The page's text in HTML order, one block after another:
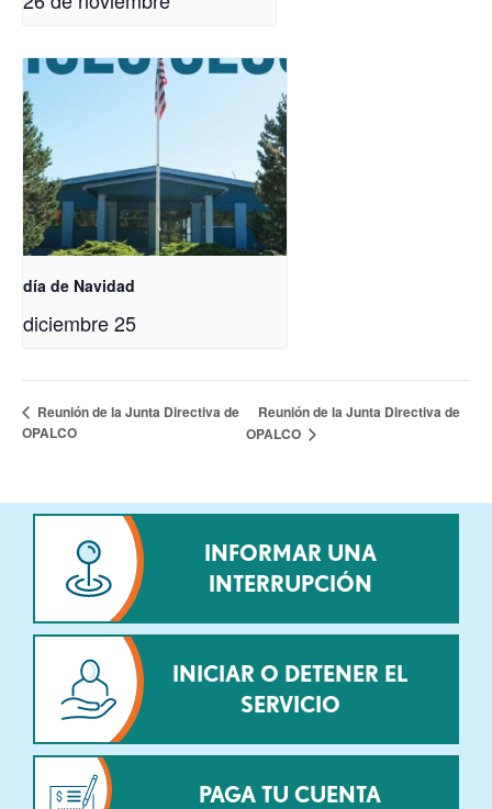
día de Navidad
diciembre 25
Reunión de la Junta Directiva de
OPALCO
Reunión de la Junta Directiva de
OPALCO
INFORMAR UNA
INTERRUPCIÓN
INICIAR O DETENER EL
SERVICIO
PAGA TU CUENTA